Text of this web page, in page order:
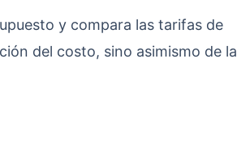
y compara las tarifas de
del costo, sino asimismo de la